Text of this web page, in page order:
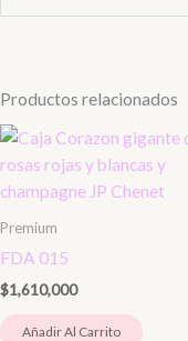
Productos relacionados
Premium
FDA 015
$1,610,000
Añadir Al Carrito